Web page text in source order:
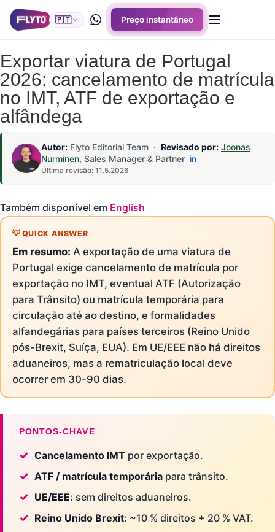
🇵🇹 Preço instantâneo
Exportar viatura de Portugal
2026: cancelamento de matrícula
no IMT, ATF de exportação e
alfândega
Autor: Flyto Editorial Team · Revisado por: Joonas
Nurminen, Sales Manager & Partner in
Última revisão: 11.5.2026
Também disponível em English
Em resumo: A exportação de uma viatura de
Portugal exige cancelamento de matrícula por
exportação no IMT, eventual ATF (Autorização
para Trânsito) ou matrícula temporária para
circulação até ao destino, e formalidades
alfandegárias para países terceiros (Reino Unido
pós-Brexit, Suíça, EUA). Em UE/EEE não há direitos
aduaneiros, mas a rematriculação local deve
ocorrer em 30-90 dias.
PONTOS-CHAVE
Cancelamento IMT por exportação.
ATF / matrícula temporária para trânsito.
UE/EEE: sem direitos aduaneiros.
Reino Unido Brexit: ~10 % direitos + 20 % VAT.